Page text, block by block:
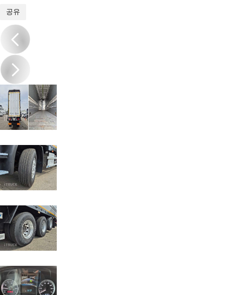
공유
/11